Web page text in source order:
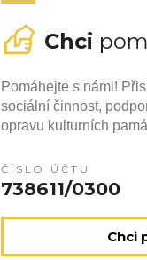
Chci
Pomáhejte s námi!
sociální činnost,
opravu kulturních
ČÍSLO ÚČTU
738611/0300
Chci